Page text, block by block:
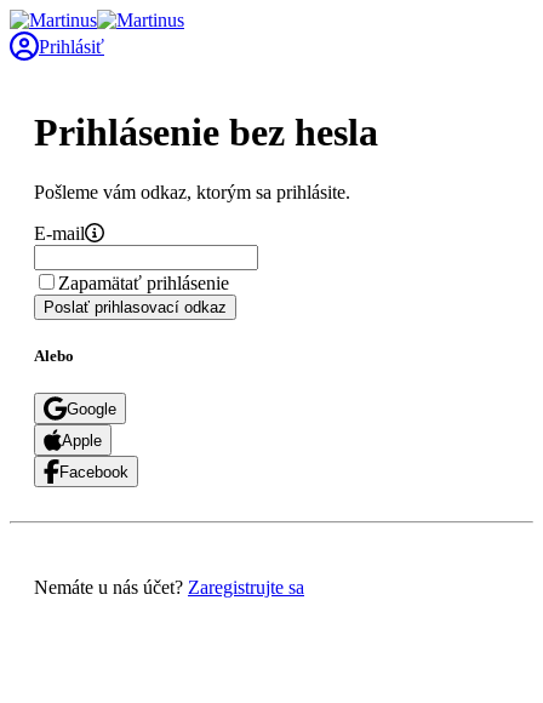
Prihlásiť
Prihlásenie bez hesla
Pošleme vám odkaz, ktorým sa prihlásite.
E-mail
Zapamätať prihlásenie
Poslať prihlasovací odkaz
Alebo
Google
Apple
Facebook
Nemáte u nás účet? Zaregistrujte sa